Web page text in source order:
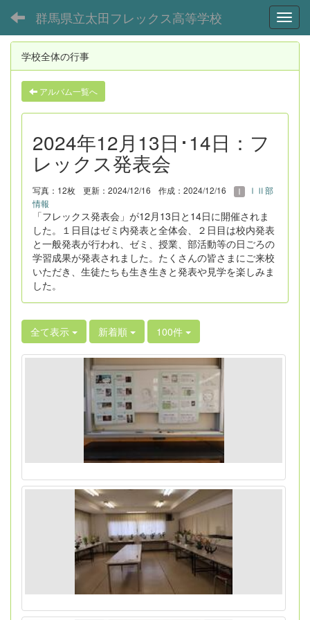
群馬県立太田フレックス高等学校
学校全体の行事
アルバム一覧へ
2024年12月13日･14日：フ
レックス発表会
写真：12枚 更新：2024/12/16 作成：2024/12/16
ⅠⅡ部
情報
「フレックス発表会」が12月13日と14日に開催されま
した。１日目はゼミ内発表と全体会、２日目は校内発表
と一般発表が行われ、ゼミ、授業、部活動等の日ごろの
学習成果が発表されました。たくさんの皆さまにご来校
いただき、生徒たちも生き生きと発表や見学を楽しみま
した。
全て表示 新着順 100件